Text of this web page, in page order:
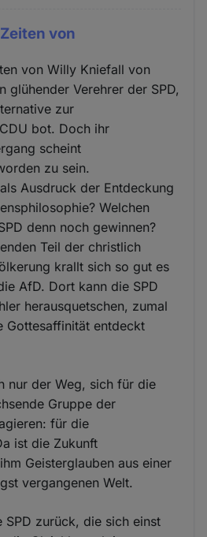
von
von Willy Kniefall von
glühender Verehrer der SPD,
zur
bot. Doch ihr
scheint
zu sein.
Ausdruck der Entdeckung
Welchen
denn noch gewinnen?
Teil der christlich
krallt sich so gut es
AfD. Dort kann die SPD
herausquetschen, zumal
Gottesaffinität entdeckt
nur der Weg, sich für die
Gruppe der
für die
ist die Zukunft
Geisterglauben aus einer
vergangenen Welt.
SPD zurück, die sich einst